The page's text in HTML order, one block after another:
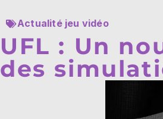
Actualité jeu vidéo
UFL : Un
des